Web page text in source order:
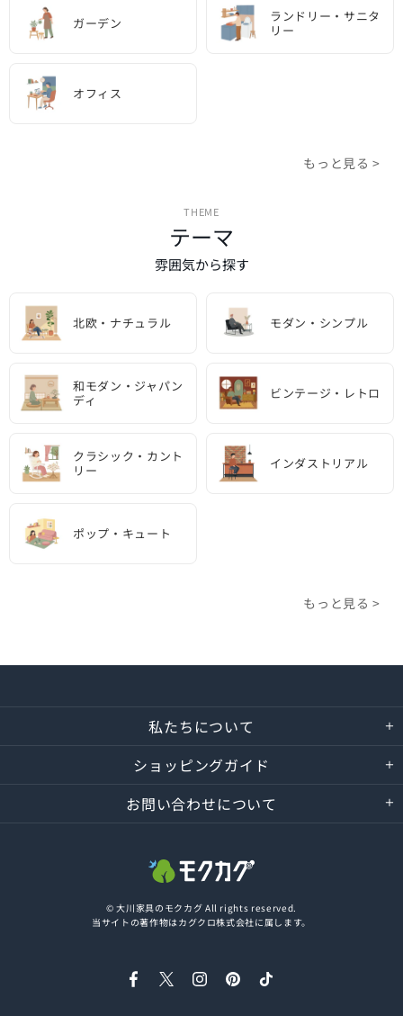
ガーデン
ランドリー・サニタ
リー
オフィス
もっと見る >
THEME
テーマ
雰囲気から探す
北欧・ナチュラル モダン・シンプル
和モダン・ジャパン
ディ
ビンテージ・レトロ
クラシック・カント
リー
インダストリアル
ポップ・キュート
もっと見る >
私たちについて
ショッピングガイド
お問い合わせについて
© 大川家具のモクカグ All rights reserved.
当サイトの著作物はカグクロ株式会社に属します。